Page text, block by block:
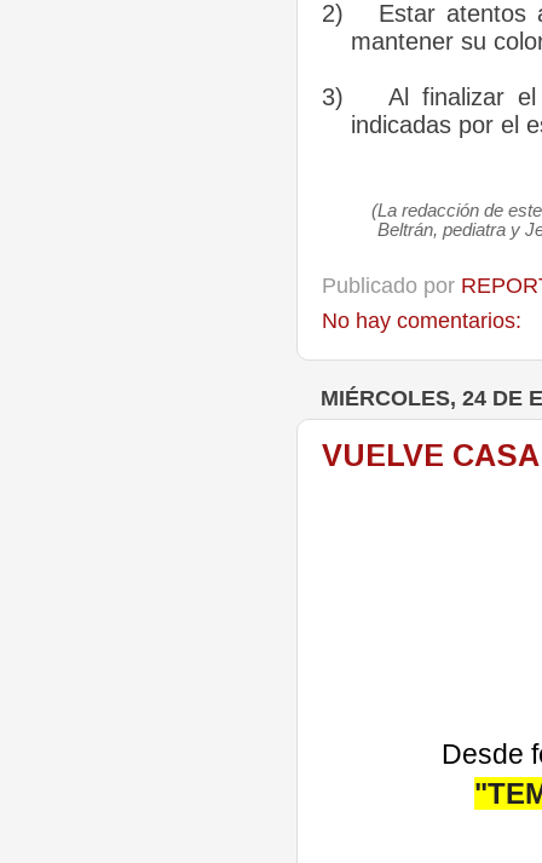
2)
Estar atentos
mantener su
3)
Al finalizar
indicadas por el
(La redacción de
Beltrán, pediatra y
Publicado por
No hay comentarios:
MIÉRCOLES, 24 DE
VUELVE
Desde